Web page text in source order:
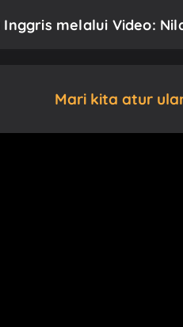
Inggris melalui Video:
Mari kita atur